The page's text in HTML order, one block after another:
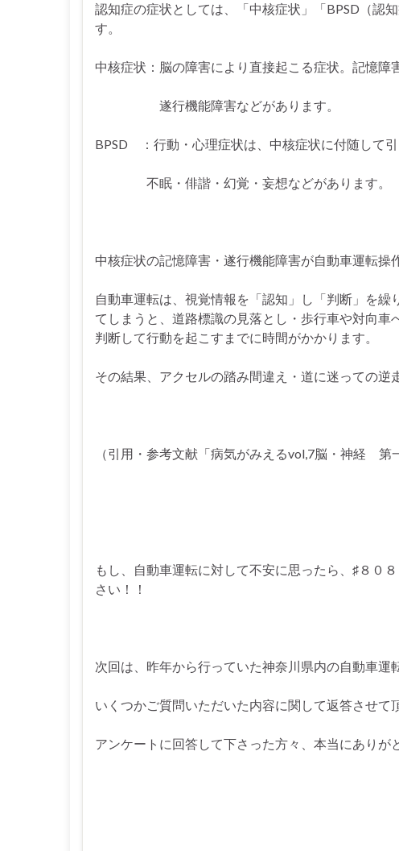
認知症の症状としては、「中核症状」「BPSD（認
す。
中核症状：脳の障害により直接起こる症状。記憶障
遂行機能障害などがあります。
BPSD ：行動・心理症状は、中核症状に付随して引
不眠・俳諧・幻覚・妄想などがあります。
中核症状の記憶障害・遂行機能障害が自動車運転操
自動車運転は、視覚情報を「認知」し「判断」を
てしまうと、道路標識の見落とし・歩行車や対向
判断して行動を起こすまでに時間がかかります。
その結果、アクセルの踏み間違え・道に迷っての逆
（引用・参考文献「病気がみえるvol,7脳・神経 第
もし、自動車運転に対して不安に思ったら、♯８０
さい！！
次回は、昨年から行っていた神奈川県内の自動車運
いくつかご質問いただいた内容に関して返答させて
アンケートに回答して下さった方々、本当にありが